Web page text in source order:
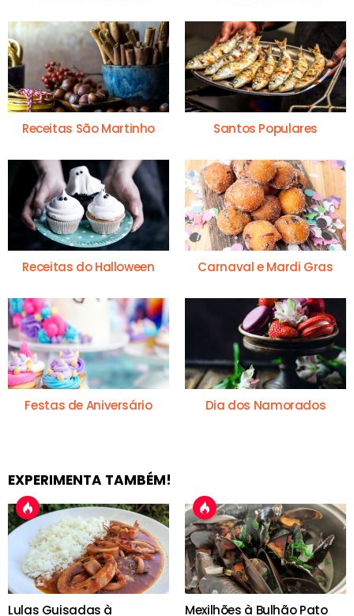
Receitas São Martinho Santos Populares
Receitas do Halloween Carnaval e Mardi Gras
Festas de Aniversário Dia dos Namorados
EXPERIMENTA TAMBÉM!
Lulas Guisadas à
Mexilhões à Bulhão Pato